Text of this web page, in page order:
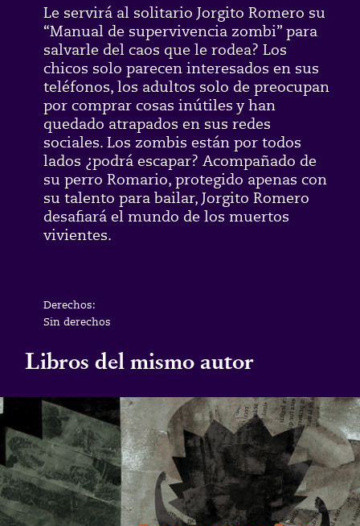
Le servirá al solitario Jorgito Romero su
“Manual de supervivencia zombi” para
salvarle del caos que le rodea? Los
chicos solo parecen interesados en sus
teléfonos, los adultos solo de preocupan
por comprar cosas inútiles y han
quedado atrapados en sus redes
sociales. Los zombis están por todos
lados ¿podrá escapar? Acompañado de
su perro Romario, protegido apenas con
su talento para bailar, Jorgito Romero
desafiará el mundo de los muertos
vivientes.
Derechos:
Sin derechos
Libros del mismo autor